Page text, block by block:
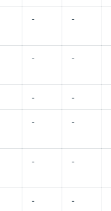
- -
- -
- -
- -
- -
- -